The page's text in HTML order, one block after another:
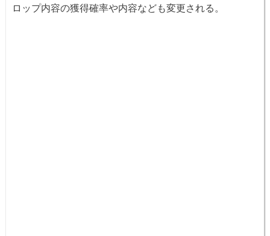
ロップ内容の獲得確率や内容なども変更される。